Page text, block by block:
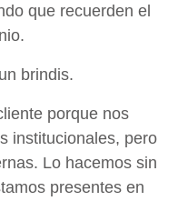
que recuerden el
brindis.
porque nos
institucionales, pero
Lo hacemos sin
presentes en